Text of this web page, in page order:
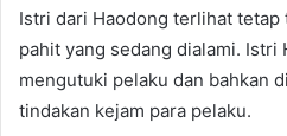
Istri dari Haodong terlihat tetap
pahit yang sedang dialami. Istri
mengutuki pelaku dan bahkan
tindakan kejam para pelaku.